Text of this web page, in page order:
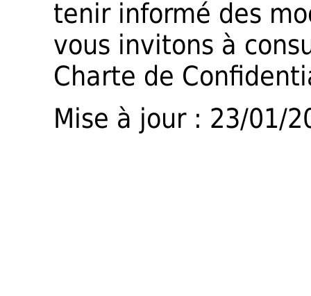
tenir informé des
vous invitons à
Charte de
Mise à jour : 23/01/